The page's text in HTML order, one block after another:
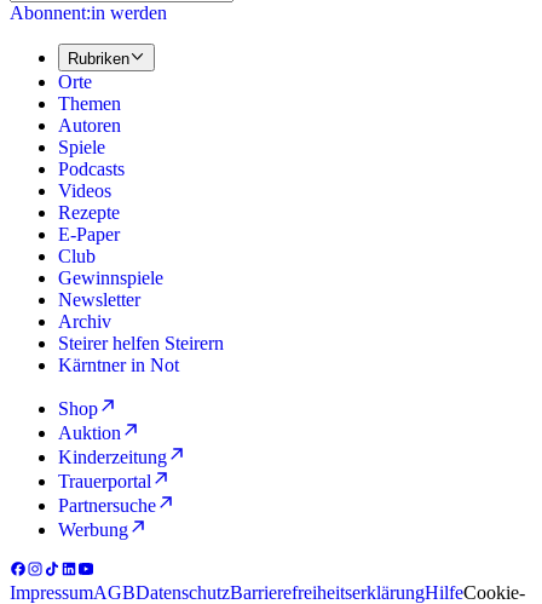
Abonnent:in werden
Rubriken
Orte
Themen
Autoren
Spiele
Podcasts
Videos
Rezepte
E-Paper
Club
Gewinnspiele
Newsletter
Archiv
Steirer helfen Steirern
Kärntner in Not
Shop
Auktion
Kinderzeitung
Trauerportal
Partnersuche
Werbung
ImpressumAGBDatenschutzBarrierefreiheitserklärungHilfeCookie-